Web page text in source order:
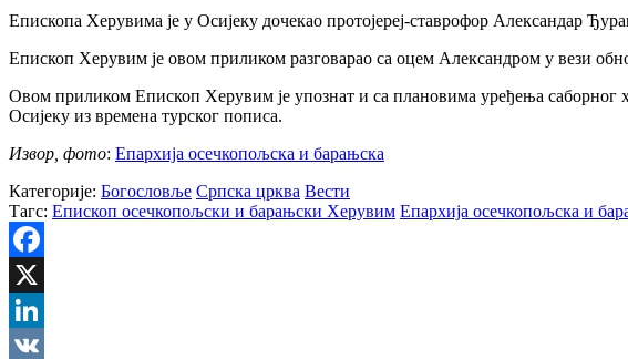
Епископа Херувима је у Осијеку дочекао протојереј-ставрофор Александар
Епископ Херувим је овом приликом разговарао са оцем Александром у вези
Овом приликом Епископ Херувим је упознат и са плановима уређења саборног
Осијеку из времена турског пописа.
Извор, фото: Епархија осечкопољска и барањска
Категорије: Богословље Српска црква Вести
Тагс: Епископ осечкопољски и барањски Херувим Епархија осечкопољска и
Facebook
X
LinkedIn